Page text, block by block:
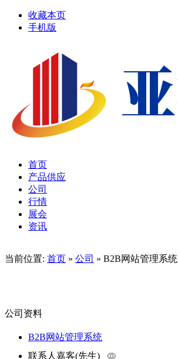
收藏本页
手机版
首页
产品供应
公司
行情
展会
资讯
当前位置: 首页 » 公司 » B2B网站管理系统
公司资料
B2B网站管理系统
联系人 嘉客(先生)